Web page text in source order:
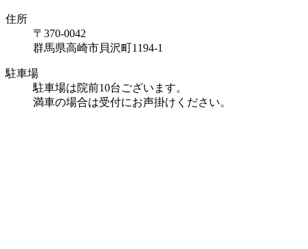
住所
〒370-0042
群馬県高崎市貝沢町1194-1
駐車場
駐車場は院前10台ございます。
満車の場合は受付にお声掛けください。